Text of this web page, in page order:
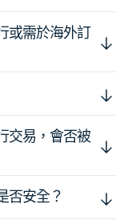
或需於海外訂
交易，會否被
否安全？